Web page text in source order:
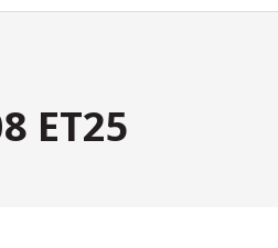
ET25